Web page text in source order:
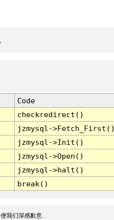
Code
checkredirect()
jzmysql-
jzmysql->Init()
jzmysql->Open()
jzmysql->halt()
break()
我们深感歉意.